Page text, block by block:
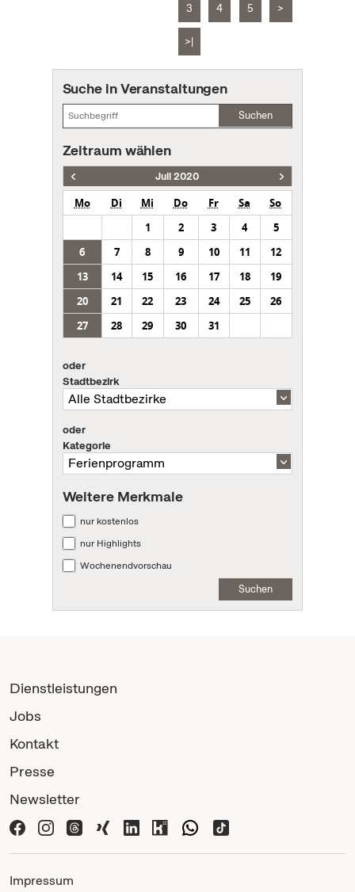
3 4 5 >
>|
Suche in Veranstaltungen
Suchen
Zeitraum wählen
Juli 2020
Mo Di Mi Do Fr Sa
So
1
2 3 4
5
6
7 8 9 10 11
12
13
14 15 16 17 18
19
20
21 22 23 24 25
26
27
28 29 30 31
oder
Stadtbezirk
oder
Kategorie
Weitere Merkmale
nur kostenlos
nur Highlights
Wochenendvorschau
Suchen
Dienstleistungen
Jobs
Kontakt
Presse
Newsletter
Impressum